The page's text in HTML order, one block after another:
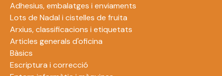
Adhesius, embalatges i enviaments
Lots de Nadal i cistelles de fruita
Arxius, classificacions i etiquetats
Articles generals d'oficina
Bàsics
Escriptura i correcció